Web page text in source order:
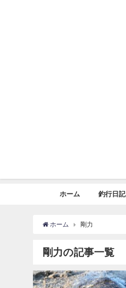
ホーム 釣行日記
ホーム 剛力
剛力の記事一覧